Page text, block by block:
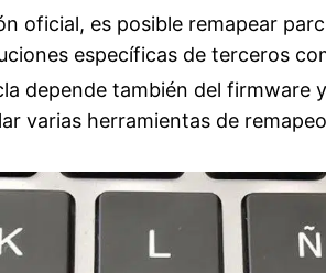
oficial, es posible remapear
específicas de terceros
depende también del firmware
varias herramientas de